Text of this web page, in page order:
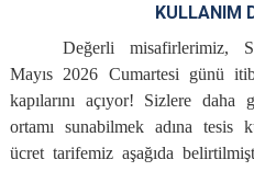
KULLANIM
Değerli misafirlerimiz,
Mayıs 2026 Cumartesi günü
kapılarını açıyor! Sizlere
ortamı sunabilmek adına tesis
ücret tarifemiz aşağıda